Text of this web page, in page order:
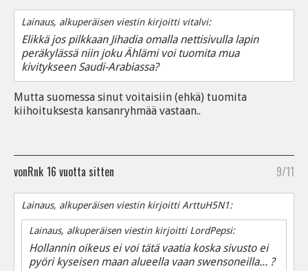
Lainaus, alkuperäisen viestin kirjoitti vitalvi:
Elikkä jos pilkkaan Jihadia omalla nettisivulla lapin
peräkylässä niin joku Ählämi voi tuomita mua
kivitykseen Saudi-Arabiassa?
Mutta suomessa sinut voitaisiin (ehkä) tuomita
kiihoituksesta kansanryhmää vastaan..
vonRnk 16 vuotta sitten 9/11
Lainaus, alkuperäisen viestin kirjoitti ArttuH5N1:
Lainaus, alkuperäisen viestin kirjoitti LordPepsi:
Hollannin oikeus ei voi tätä vaatia koska sivusto ei
pyöri kyseisen maan alueella vaan swensoneilla... ?